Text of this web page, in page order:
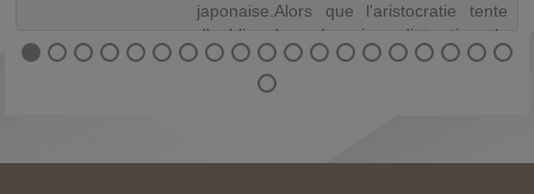
japonaise.Alors que l'aristocratie tente
d'oublier dans de vaines distractions la
guerre et ses cruautés, une lycéenne de
seize an...